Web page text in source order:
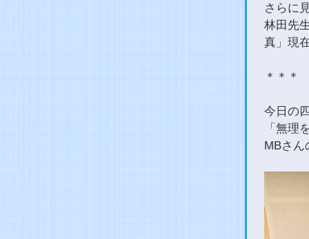
さらに
林田先
真」現
＊＊＊
今日の
「無理
MBさん